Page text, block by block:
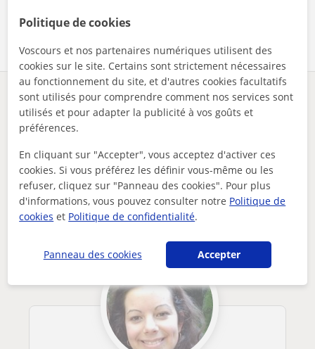
Partagez ce professeur
Des problèmes avec ce profil ?Signalez-le
cours de soutien et préparation au c.e.1.d scientifique
Autres profs de Sciences naturelles à
Engis susceptibles de vous intéresser
Politique de cookies
Voscours et nos partenaires numériques utilisent des
cookies sur le site. Certains sont strictement nécessaires
au fonctionnement du site, et d'autres cookies facultatifs
sont utilisés pour comprendre comment nos services sont
utilisés et pour adapter la publicité à vos goûts et
préférences.
En cliquant sur "Accepter", vous acceptez d'activer ces
cookies. Si vous préférez les définir vous-même ou les
refuser, cliquez sur "Panneau des cookies". Pour plus
d'informations, vous pouvez consulter notre Politique de
cookies et Politique de confidentialité.
Panneau des cookies Accepter